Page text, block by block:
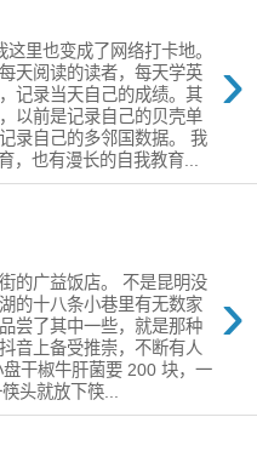
›
里也变成了网络打卡地。
天阅读的读者，每天学英
记录当天自己的成绩。其
以前是记录自己的贝壳单
录自己的多邻国数据。 我
，也有漫长的自我教育...
›
的广益饭店。 不是昆明没
的十八条小巷里有无数家
尝了其中一些，就是那种
音上备受推崇，不断有人
盘干椒牛肝菌要 200 块，一
头就放下筷...